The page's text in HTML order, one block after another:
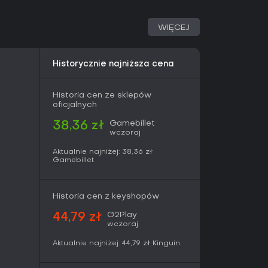
na historię i unikalne mechaniki jak
w tym aktualizacjami kamery dla Switch
WIĘCEJ
Historycznie najniższa cena
Historia cen ze sklepów
oficjalnych
38,36 zł Gamebillet
wczoraj
Aktualnie najniżej: 38,36 zł
Gamebillet
Historia cen z keyshopów
44,79 zł G2Play
wczoraj
Aktualnie najniżej: 44,79 zł Kinguin